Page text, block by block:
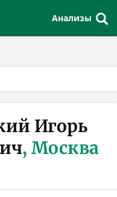
Анализы
Игорь
, Москва